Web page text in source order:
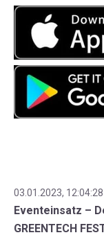
03.01.2023, 12:04:28
Eventeinsatz –
GREENTECH